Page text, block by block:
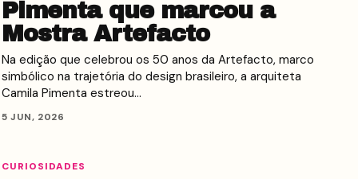
Pimenta que marcou a
Mostra Artefacto
Na edição que celebrou os 50 anos da Artefacto, marco
simbólico na trajetória do design brasileiro, a arquiteta
Camila Pimenta estreou…
5 JUN, 2026
CURIOSIDADES